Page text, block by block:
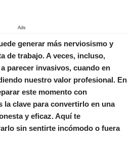
Ads
generar más nerviosismo y
de trabajo. A veces, incluso,
parecer invasivos, cuando en
nuestro valor profesional. En
este momento con
la clave para convertirlo en una
y eficaz. Aquí te
sin sentirte incómodo o fuera